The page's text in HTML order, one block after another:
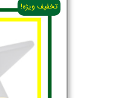
تخفیف ویژه!